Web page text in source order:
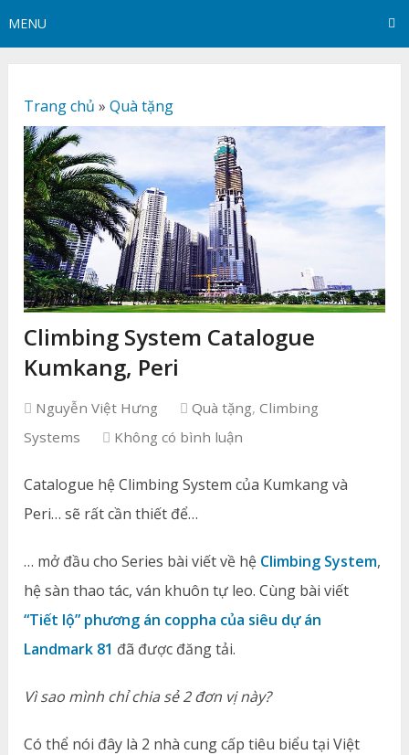
MENU
Trang chủ »Quà tặng
Climbing System Catalogue
Kumkang, Peri
Nguyễn Việt Hưng Quà tặng,Climbing
Systems
Không có bình luận
Catalogue hệ Climbing System của Kumkang và
Peri… sẽ rất cần thiết để…
… mở đầu cho Series bài viết về hệ Climbing System,
hệ sàn thao tác, ván khuôn tự leo. Cùng bài viết
“Tiết lộ” phương án coppha của siêu dự án
Landmark 81 đã được đăng tải.
Vì sao mình chỉ chia sẻ 2 đơn vị này?
Có thể nói đây là 2 nhà cung cấp tiêu biểu tại Việt